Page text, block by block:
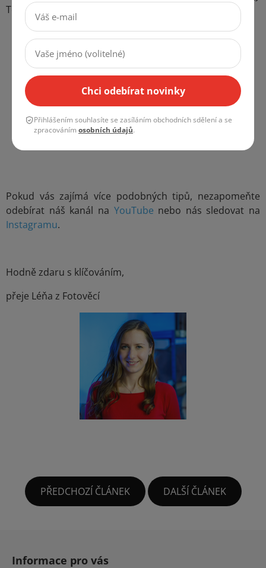
Toma.
Pokud vás zajímá více podobných tipů, nezapomeňte
odebírat náš kanál na YouTube nebo nás sledovat na
Instagramu.
Hodně zdaru s klíčováním,
přeje Léňa z Fotověcí
PŘEDCHOZÍ ČLÁNEK DALŠÍ ČLÁNEK
Informace pro vás
Chci odebírat novinky
Přihlášením souhlasíte se zasíláním obchodních sdělení a se
zpracováním osobních údajů.